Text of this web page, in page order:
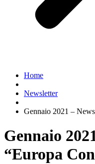
Home
Newsletter
Gennaio 2021 –
Gennaio
“Europa